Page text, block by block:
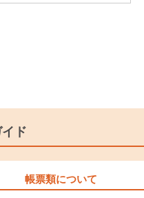
ド
帳票類について